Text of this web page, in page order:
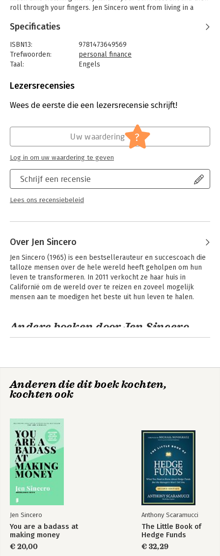
roll through your fingers. Jen Sincero went from living in a
matter of years, and knows all too well the layers of BS one
to dig your way out.
In this funny, fascinating and practical book she goes in-depth
are mirrors for our beliefs about money. YOU ARE A BADASS AT
changing concepts, all boiled down into manageable, bite-
Specificaties
ISBN13:
9781473649569
Trefwoorden:
personal finance
Taal:
Engels
Aantal pagina's:
Druk:
1
Personal finance
Lezersrecensies
Wees de eerste die een lezersrecensie schrijft!
Schrijf een recensie
Lees ons recensiebeleid
Uw waardering ?
Log in om uw waardering te geven
Over Jen Sincero
Jen Sincero (1965) is een bestsellerauteur en succescoach die
talloze mensen over de hele wereld heeft geholpen om hun
leven te transformeren. In 2011 verkocht ze haar huis in
Californië om de wereld over te reizen en zoveel mogelijk
mensen aan te moedigen het beste uit hun leven te halen.
Andere boeken door Jen Sincero
You are a badass
(Nederlandse
editie)
Badass Habits
Anderen die dit boek kochten,
kochten ook
Jen Sincero
You are a badass at
making money
€ 20,00
Anthony Scaramucci
The Little Book of
Hedge Funds
€ 32,29